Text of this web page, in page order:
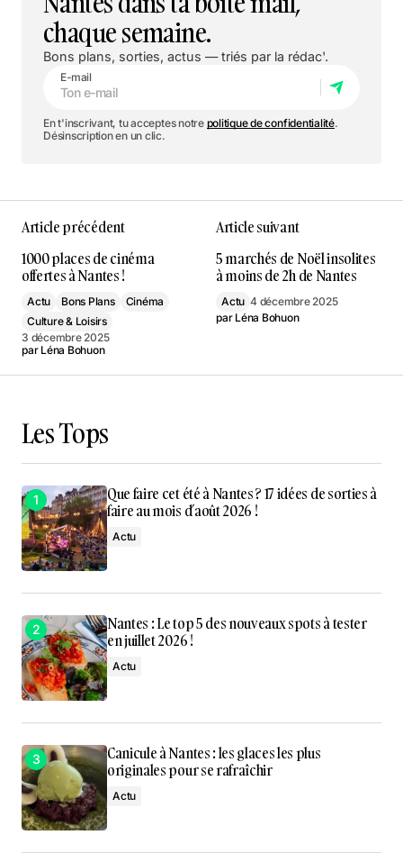
chaque semaine.
Bons plans, sorties, actus — triés par la rédac'.
E-mail
En t'inscrivant, tu acceptes notre politique de confidentialité.
Désinscription en un clic.
Article précédent
1000 places de cinéma
offertes à Nantes !
Actu Bons Plans
Cinéma
Culture & Loisirs
3 décembre 2025
par Léna Bohuon
Article suivant
5 marchés de Noël insolites
à moins de 2h de Nantes
Actu 4 décembre 2025
par Léna Bohuon
Les Tops
Que faire cet été à Nantes ? 17 idées de sorties à
faire au mois d’août 2026 !
Actu
Nantes : Le top 5 des nouveaux spots à tester
en juillet 2026 !
Actu
Canicule à Nantes : les glaces les plus
originales pour se rafraîchir
Actu